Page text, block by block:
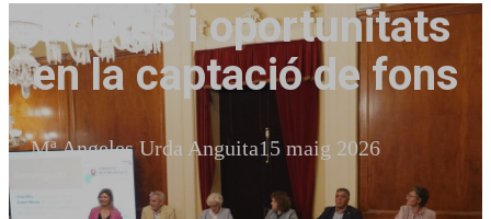
Reptes i oportunitats
en la captació de fons
Mª Angeles Urda Anguita15 maig 2026